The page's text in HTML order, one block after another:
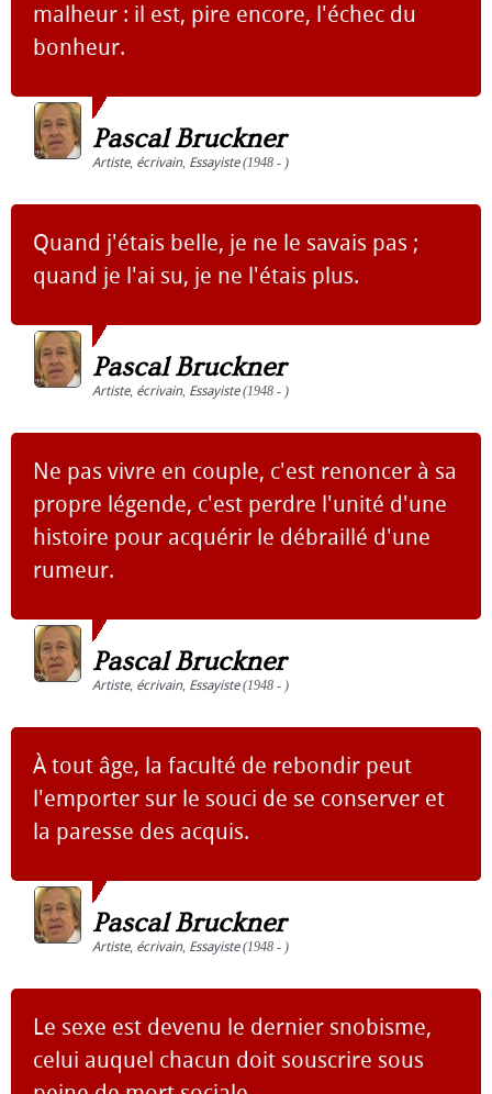
malheur : il est, pire encore, l'échec du
bonheur.
Pascal Bruckner
Artiste, écrivain, Essayiste(1948 - )
Quand j'étais belle, je ne le savais pas ;
quand je l'ai su, je ne l'étais plus.
Pascal Bruckner
Artiste, écrivain, Essayiste(1948 - )
Ne pas vivre en couple, c'est renoncer à sa
propre légende, c'est perdre l'unité d'une
histoire pour acquérir le débraillé d'une
rumeur.
Pascal Bruckner
Artiste, écrivain, Essayiste(1948 - )
À tout âge, la faculté de rebondir peut
l'emporter sur le souci de se conserver et
la paresse des acquis.
Pascal Bruckner
Artiste, écrivain, Essayiste(1948 - )
Le sexe est devenu le dernier snobisme,
celui auquel chacun doit souscrire sous